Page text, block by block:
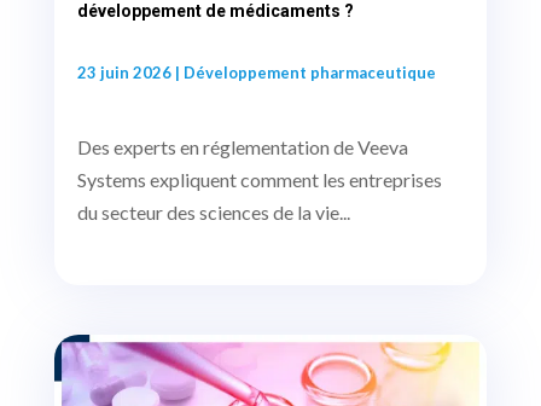
développement de médicaments ?
23 juin 2026| Développement pharmaceutique
Des experts en réglementation de Veeva
Systems expliquent comment les entreprises
du secteur des sciences de la vie...